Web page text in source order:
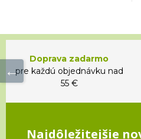
Doprava zadarmo
pre každú objednávku nad
55 €
Najdôležitejšie